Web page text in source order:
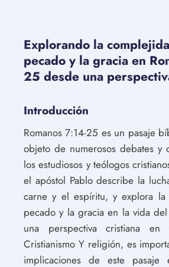
Explorando la
pecado y la gracia en
25 desde una
Introducción
Romanos 7:14-25 es un pasaje
objeto de numerosos debates y
los estudiosos y teólogos
el apóstol Pablo describe la
carne y el espíritu, y explora
pecado y la gracia en la vida
una perspectiva cristiana
Cristianismo Y religión, es
implicaciones de este pasaje